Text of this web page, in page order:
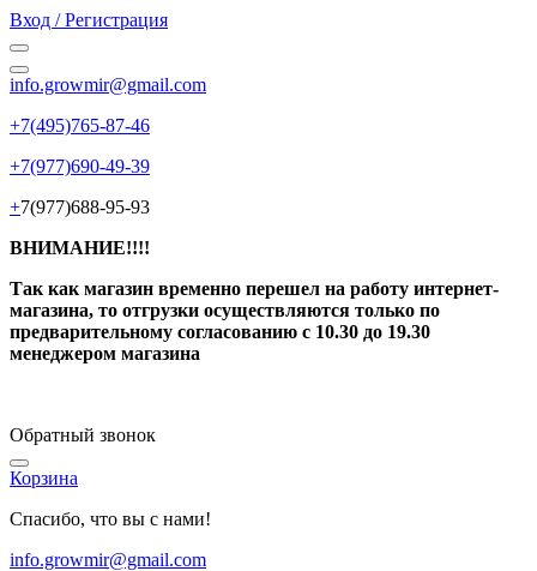
Вход / Регистрация
info.growmir@gmail.com
+7(495)765-87-46
+7(977)690-49-39
+7(977)688-95-93
ВНИМАНИЕ!!!!
Так как магазин временно перешел на работу интернет-
магазина, то отгрузки осуществляются только по
предварительному согласованию с 10.30 до 19.30
менеджером магазина
Обратный звонок
Корзина
Спасибо, что вы с нами!
info.growmir@gmail.com